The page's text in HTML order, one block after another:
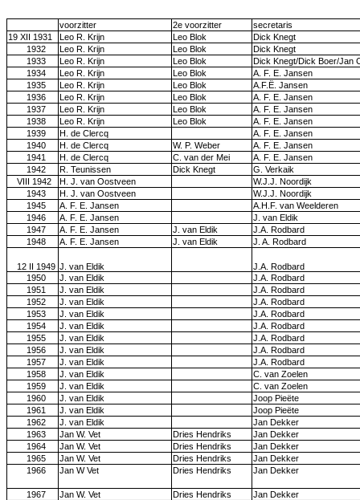
voorzitter 2e voorzitter
secretaris
19 XII 1931
Leo R. Krijn Leo Blok
Dick Knegt
1932
Leo R. Krijn Leo Blok
Dick Knegt
1933
Leo R. Krijn Leo Blok
Dick Knegt/Dick Boer/Jan
1934
Leo R. Krijn Leo Blok
A. F. E. Jansen
1935
Leo R. Krijn Leo Blok
A.F.Ë. Jansen
1936
Leo R. Krijn Leo Blok
A. F. E. Jansen
1937
Leo R. Krijn Leo Blok
A. F. E. Jansen
1938
Leo R. Krijn Leo Blok
A. F. E. Jansen
1939
H. de Clercq
A. F. E. Jansen
1940
H. de Clercq W. P. Weber
A. F. E. Jansen
1941
H. de Clercq C. van der Mei
A. F. E. Jansen
1942
R. Teunissen Dick Knegt
G. Verkaik
VIII 1942
H. J. van Oostveen
W.J.J. Noordijk
1943
H. J. van Oostveen
W.J.J. Noordijk
1945
A. F. E. Jansen
A.H.F. van Weelderen
1946
A. F. E. Jansen
J. van Eldik
1947
A. F. E. Jansen J. van Eldik
J.A. Rodbard
1948
A. F. E. Jansen J. van Eldik J. A. Rodbard
12 II 1949 J. van Eldik
J.A. Rodbard
1950
J. van Eldik
J.A. Rodbard
1951
J. van Eldik
J.A. Rodbard
1952
J. van Eldik
J.A. Rodbard
1953
J. van Eldik
J.A. Rodbard
1954
J. van Eldik
J.A. Rodbard
1955
J. van Eldik
J.A. Rodbard
1956
J. van Eldik
J.A. Rodbard
1957
J. van Eldik
J.A. Rodbard
1958
J. van Eldik
C. van Zoelen
1959
J. van Eldik
C. van Zoelen
1960
J. van Eldik
Joop Pieëte
1961
J. van Eldik
Joop Pieëte
1962
J. van Eldik
Jan Dekker
1963
Jan W. Vet Dries Hendriks
Jan Dekker
1964
Jan W. Vet Dries Hendriks
Jan Dekker
1965
Jan W. Vet Dries Hendriks
Jan Dekker
1966
Jan W Vet Dries Hendriks Jan Dekker
1967 Jan W. Vet Dries Hendriks
Jan Dekker